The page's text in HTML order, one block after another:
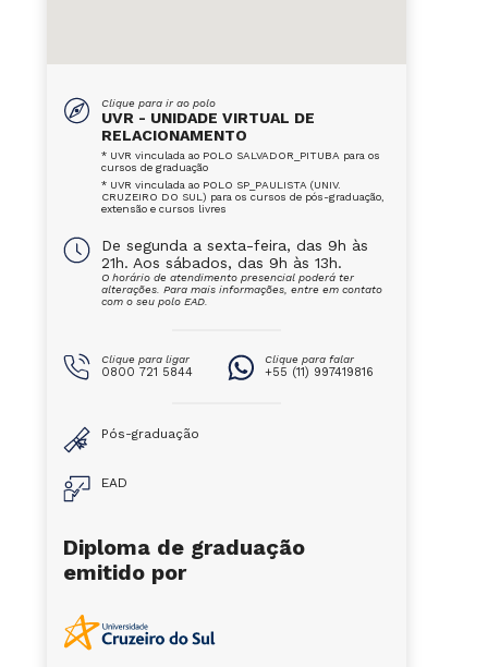
Clique para ir ao polo
UVR - UNIDADE VIRTUAL DE
RELACIONAMENTO
* UVR vinculada ao POLO SALVADOR_PITUBA para os
cursos de graduação
* UVR vinculada ao POLO SP_PAULISTA (UNIV.
CRUZEIRO DO SUL) para os cursos de pós-graduação,
extensão e cursos livres
De segunda a sexta-feira, das 9h às
21h. Aos sábados, das 9h às 13h.
O horário de atendimento presencial poderá ter
alterações. Para mais informações, entre em contato
com o seu polo EAD.
Clique para ligar
0800 721 5844
Clique para falar
+55 (11) 997419816
Pós-graduação
EAD
Diploma de graduação
emitido por